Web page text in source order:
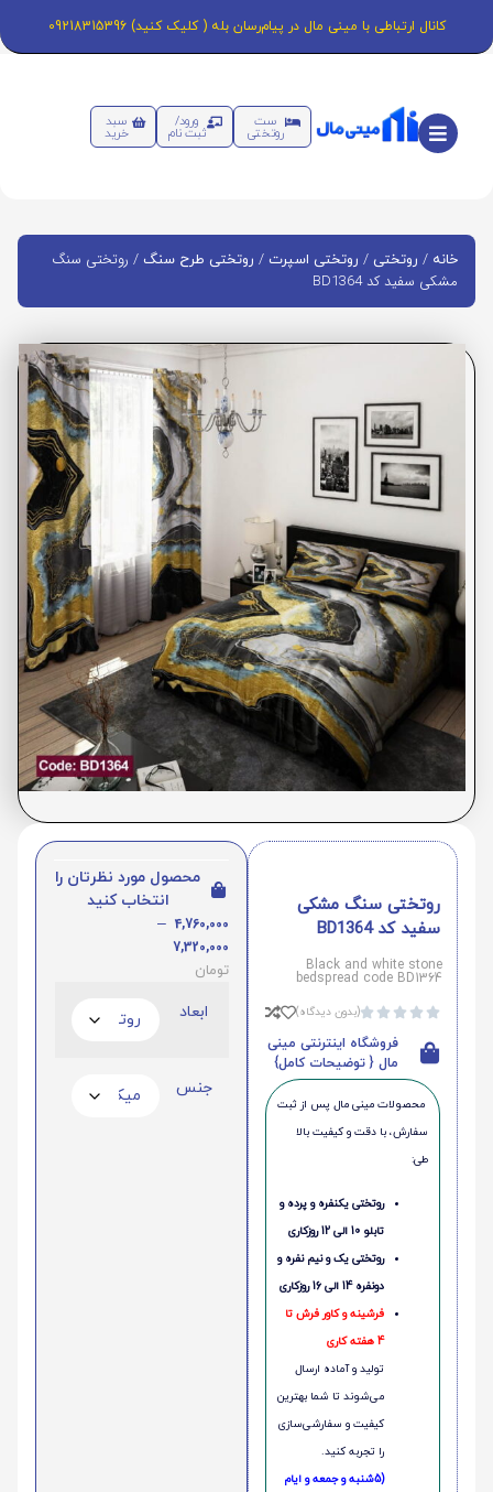
کانال ارتباطی با مینی مال در پیام‌رسان بله ( کلیک کنید) 09218315396
ست
روتختی
ورود/
ثبت نام
سبد
خرید
خانه / روتختی / روتختی اسپرت / روتختی طرح سنگ / روتختی سنگ
مشکی سفید کد BD1364
روتختی سنگ مشکی
سفید کد BD1364
Black and white stone
bedspread code BD1364




(بدون دیدگاه)
فروشگاه اینترنتی مینی
مال { توضیحات کامل}
محصولات مینی‌ مال پس از ثبت
سفارش، با دقت و کیفیت بالا
طی:
روتختی یکنفره و پرده و
تابلو 10 الی 12 روزکاری
روتختی یک و نیم نفره و
دونفره 14 الی 16 روزکاری
فرشینه و کاور فرش تا
4 هفته کاری
تولید و آماده ارسال
می‌شوند تا شما بهترین
کیفیت و سفارشی‌سازی
را تجربه کنید.
(5شنبه و جمعه و ایام
محصول مورد نظرتان را
انتخاب کنید
4,760,000
–
7,320,000
تومان
ابعاد
جنس